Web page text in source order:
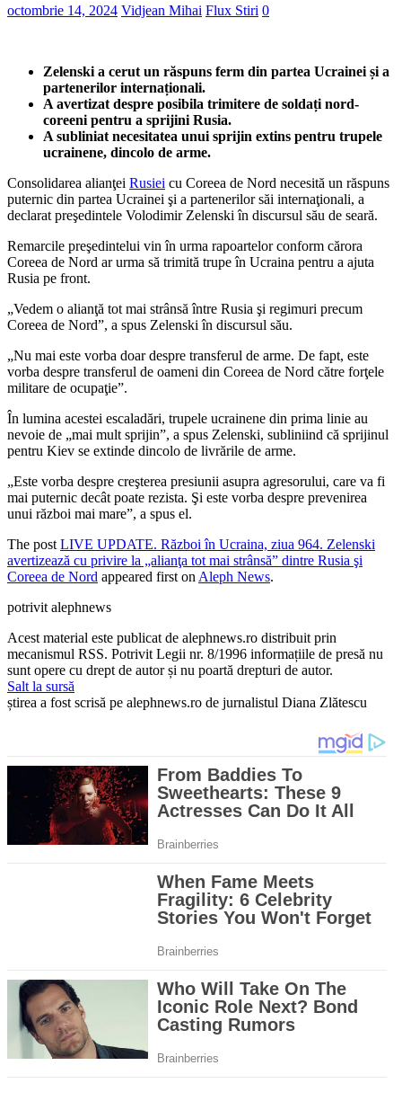
octombrie 14, 2024 Vidjean Mihai Flux Stiri 0
Zelenski a cerut un răspuns ferm din partea Ucrainei și a
partenerilor internaționali.
A avertizat despre posibila trimitere de soldați nord-
coreeni pentru a sprijini Rusia.
A subliniat necesitatea unui sprijin extins pentru trupele
ucrainene, dincolo de arme.
Consolidarea alianţei Rusiei cu Coreea de Nord necesită un răspuns
puternic din partea Ucrainei şi a partenerilor săi internaţionali, a
declarat preşedintele Volodimir Zelenski în discursul său de seară.
Remarcile preşedintelui vin în urma rapoartelor conform cărora
Coreea de Nord ar urma să trimită trupe în Ucraina pentru a ajuta
Rusia pe front.
„Vedem o alianţă tot mai strânsă între Rusia şi regimuri precum
Coreea de Nord”, a spus Zelenski în discursul său.
„Nu mai este vorba doar despre transferul de arme. De fapt, este
vorba despre transferul de oameni din Coreea de Nord către forţele
militare de ocupaţie”.
În lumina acestei escaladări, trupele ucrainene din prima linie au
nevoie de „mai mult sprijin”, a spus Zelenski, subliniind că sprijinul
pentru Kiev se extinde dincolo de livrările de arme.
„Este vorba despre creşterea presiunii asupra agresorului, care va fi
mai puternic decât poate rezista. Şi este vorba despre prevenirea
unui război mai mare”, a spus el.
The post LIVE UPDATE. Război în Ucraina, ziua 964. Zelenski
avertizează cu privire la „alianţa tot mai strânsă” dintre Rusia şi
Coreea de Nord appeared first on Aleph News.
potrivit alephnews
Acest material este publicat de alephnews.ro distribuit prin
mecanismul RSS. Potrivit Legii nr. 8/1996 informațiile de presă nu
sunt opere cu drept de autor și nu poartă drepturi de autor.
Salt la sursă
știrea a fost scrisă pe alephnews.ro de jurnalistul Diana Zlătescu